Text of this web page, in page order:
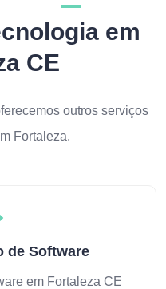
em
CE
outros serviços
Fortaleza.
de Software
em Fortaleza CE